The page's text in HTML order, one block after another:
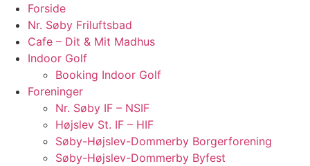
Forside
Nr. Søby Friluftsbad
Cafe – Dit & Mit Madhus
Indoor Golf
Booking Indoor Golf
Foreninger
Nr. Søby IF – NSIF
Højslev St. IF – HIF
Søby-Højslev-Dommerby Borgerforening
Søby-Højslev-Dommerby Byfest